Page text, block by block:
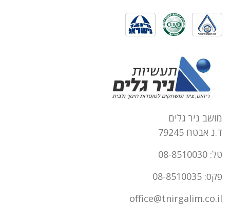
מושב ניר גלים
ד.נ אבטח 79245
טל: 08-8510030
פקס: 08-8510035
office@tnirgalim.co.il